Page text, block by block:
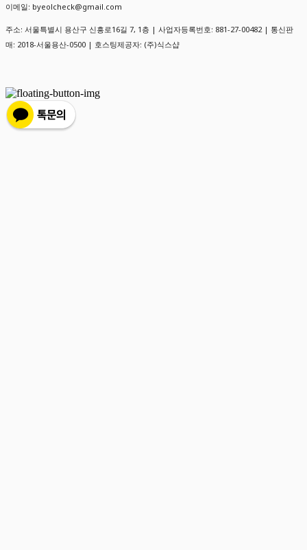
이메일: byeolcheck@gmail.com
주소: 서울특별시 용산구 신흥로16길 7, 1층 | 사업자등록번호: 881-27-00482 | 통신판
매: 2018-서울용산-0500 | 호스팅제공자: (주)식스샵